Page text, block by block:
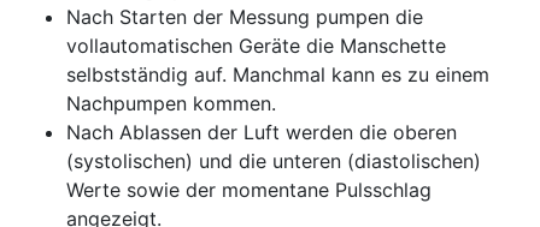
Nach Starten der Messung pumpen die
vollautomatischen Geräte die Manschette
selbstständig auf. Manchmal kann es zu einem
Nachpumpen kommen.
Nach Ablassen der Luft werden die oberen
(systolischen) und die unteren (diastolischen)
Werte sowie der momentane Pulsschlag
angezeigt.